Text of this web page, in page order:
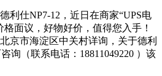
利仕NP7-12，近日在商家“UPS电
面议，好物好价，值得您入手！
京市海淀区中关村详询，关于德利
询（联系电话：18811049220 ）该